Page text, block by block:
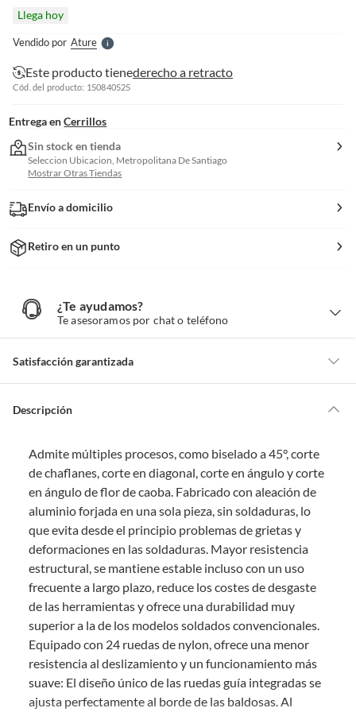
Llega hoy
Vendido por AtureS
Este producto tienederecho a retracto
Cód. del producto: 150840525
Entrega en Cerrillos
Sin stock en tienda
Seleccion Ubicacion, Metropolitana De Santiago
Mostrar Otras Tiendas
Envío a domicilio
Retiro en un punto
¿Te ayudamos?
Te asesoramos por chat o teléfono
y
Satisfacción garantizada
de la compra.
comprado por internet y que hay ciertas categorías que no tienen este
derecho:
Productos que, por su naturaleza, no puedan ser devueltos,
puedan deteriorarse o caducar con rapidez.
Confeccionados a la medida.
De uso personal.
En sodimac.cl te damos30 días desde que recibes el producto. Debe
estar en perfecto estado, con todas sus etiquetas y sin uso, tal como te lo
entregamos.
Productos digitales que se entregan a través de una descarga
electrónica, por ejemplo, cupones de experiencia o programas
para el computador.
Productos a pedido o confeccionados a medida.
Productos que han sido informados como imperfectos, usados,
Descripción
Admite múltiples procesos, como biselado a 45°, corte
de chaflanes, corte en diagonal, corte en ángulo y corte
en ángulo de flor de caoba. Fabricado con aleación de
aluminio forjada en una sola pieza, sin soldaduras, lo
que evita desde el principio problemas de grietas y
deformaciones en las soldaduras. Mayor resistencia
estructural, se mantiene estable incluso con un uso
frecuente a largo plazo, reduce los costes de desgaste
de las herramientas y ofrece una durabilidad muy
superior a la de los modelos soldados convencionales.
Equipado con 24 ruedas de nylon, ofrece una menor
resistencia al deslizamiento y un funcionamiento más
suave: El diseño único de las ruedas guía integradas se
ajusta perfectamente al borde de las baldosas. Al